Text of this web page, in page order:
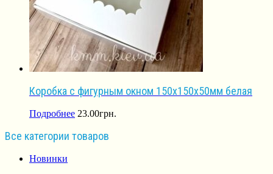
Коробка с фигурным окном 150х150х50мм белая
Подробнее 23.00грн.
Все категории товаров
Новинки